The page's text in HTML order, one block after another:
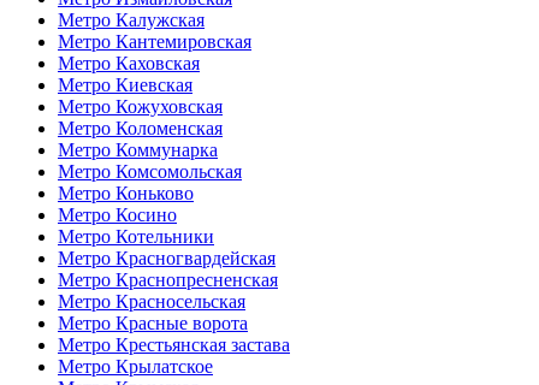
Метро Калужская
Метро Кантемировская
Метро Каховская
Метро Киевская
Метро Кожуховская
Метро Коломенская
Метро Коммунарка
Метро Комсомольская
Метро Коньково
Метро Косино
Метро Котельники
Метро Красногвардейская
Метро Краснопресненская
Метро Красносельская
Метро Красные ворота
Метро Крестьянская застава
Метро Крылатское